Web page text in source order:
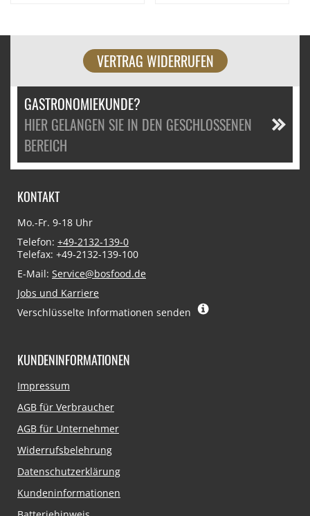
VERTRAG WIDERRUFEN
GASTRONOMIEKUNDE?
HIER GELANGEN SIE IN DEN GESCHLOSSENEN
BEREICH
KONTAKT
Mo.-Fr. 9-18 Uhr
Telefon: +49-2132-139-0
Telefax: +49-2132-139-100
E-Mail: Service@bosfood.de
Jobs und Karriere
Verschlüsselte Informationen senden
KUNDENINFORMATIONEN
Navigation
Impressum
AGB für Verbraucher
AGB für Unternehmer
Widerrufsbelehrung
Datenschutzerklärung
Kundeninformationen